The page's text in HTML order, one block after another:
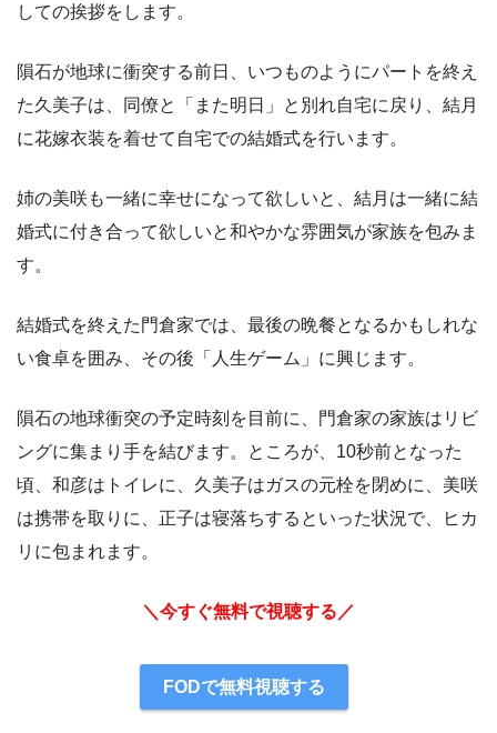
しての挨拶をします。
隕石が地球に衝突する前日、いつものようにパートを終え
た久美子は、同僚と「また明日」と別れ自宅に戻り、結月
に花嫁衣装を着せて自宅での結婚式を行います。
姉の美咲も一緒に幸せになって欲しいと、結月は一緒に結
婚式に付き合って欲しいと和やかな雰囲気が家族を包みま
す。
結婚式を終えた門倉家では、最後の晩餐となるかもしれな
い食卓を囲み、その後「人生ゲーム」に興じます。
隕石の地球衝突の予定時刻を目前に、門倉家の家族はリビ
ングに集まり手を結びます。ところが、10秒前となった
頃、和彦はトイレに、久美子はガスの元栓を閉めに、美咲
は携帯を取りに、正子は寝落ちするといった状況で、ヒカ
リに包まれます。
＼今すぐ無料で視聴する／
FODで無料視聴する